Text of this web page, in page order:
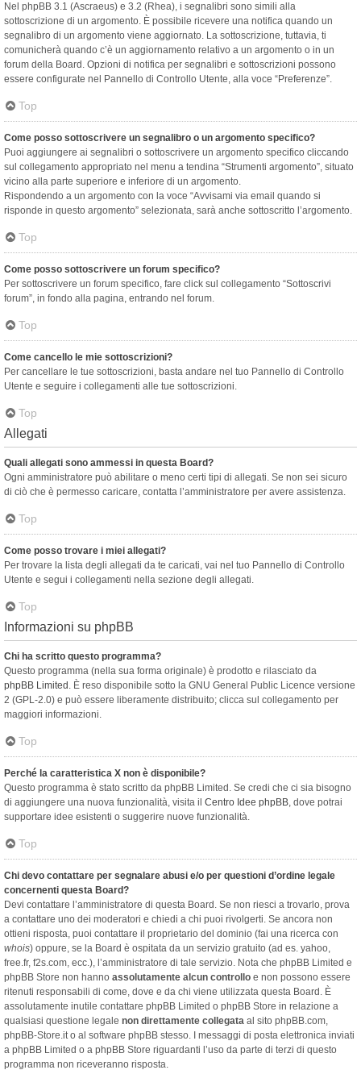
Nel phpBB 3.1 (Ascraeus) e 3.2 (Rhea), i segnalibri sono simili alla
sottoscrizione di un argomento. È possibile ricevere una notifica quando un
segnalibro di un argomento viene aggiornato. La sottoscrizione, tuttavia, ti
comunicherà quando c’è un aggiornamento relativo a un argomento o in un
forum della Board. Opzioni di notifica per segnalibri e sottoscrizioni possono
essere configurate nel Pannello di Controllo Utente, alla voce “Preferenze”.
Top
Come posso sottoscrivere un segnalibro o un argomento specifico?
Puoi aggiungere ai segnalibri o sottoscrivere un argomento specifico cliccando
sul collegamento appropriato nel menu a tendina “Strumenti argomento”, situato
vicino alla parte superiore e inferiore di un argomento.
Rispondendo a un argomento con la voce “Avvisami via email quando si
risponde in questo argomento” selezionata, sarà anche sottoscritto l’argomento.
Top
Come posso sottoscrivere un forum specifico?
Per sottoscrivere un forum specifico, fare click sul collegamento “Sottoscrivi
forum”, in fondo alla pagina, entrando nel forum.
Top
Come cancello le mie sottoscrizioni?
Per cancellare le tue sottoscrizioni, basta andare nel tuo Pannello di Controllo
Utente e seguire i collegamenti alle tue sottoscrizioni.
Top
Allegati
Quali allegati sono ammessi in questa Board?
Ogni amministratore può abilitare o meno certi tipi di allegati. Se non sei sicuro
di ciò che è permesso caricare, contatta l’amministratore per avere assistenza.
Top
Come posso trovare i miei allegati?
Per trovare la lista degli allegati da te caricati, vai nel tuo Pannello di Controllo
Utente e segui i collegamenti nella sezione degli allegati.
Top
Informazioni su phpBB
Chi ha scritto questo programma?
Questo programma (nella sua forma originale) è prodotto e rilasciato da
phpBB Limited . È reso disponibile sotto la GNU General Public Licence versione
2 (GPL-2.0) e può essere liberamente distribuito; clicca sul collegamento per
maggiori informazioni.
Top
Perché la caratteristica X non è disponibile?
Questo programma è stato scritto da phpBB Limited. Se credi che ci sia bisogno
di aggiungere una nuova funzionalità, visita il Centro Idee phpBB, dove potrai
supportare idee esistenti o suggerire nuove funzionalità.
Top
Chi devo contattare per segnalare abusi e/o per questioni d’ordine legale
concernenti questa Board?
Devi contattare l’amministratore di questa Board. Se non riesci a trovarlo, prova
a contattare uno dei moderatori e chiedi a chi puoi rivolgerti. Se ancora non
ottieni risposta, puoi contattare il proprietario del dominio (fai una ricerca con
whois) oppure, se la Board è ospitata da un servizio gratuito (ad es. yahoo,
free.fr, f2s.com, ecc.), l’amministratore di tale servizio. Nota che phpBB Limited e
phpBB Store non hanno assolutamente alcun controllo e non possono essere
ritenuti responsabili di come, dove e da chi viene utilizzata questa Board. È
assolutamente inutile contattare phpBB Limited o phpBB Store in relazione a
qualsiasi questione legale non direttamente collegata al sito phpBB.com,
phpBB-Store.it o al software phpBB stesso. I messaggi di posta elettronica inviati
a phpBB Limited o a phpBB Store riguardanti l’uso da parte di terzi di questo
programma non riceveranno risposta.